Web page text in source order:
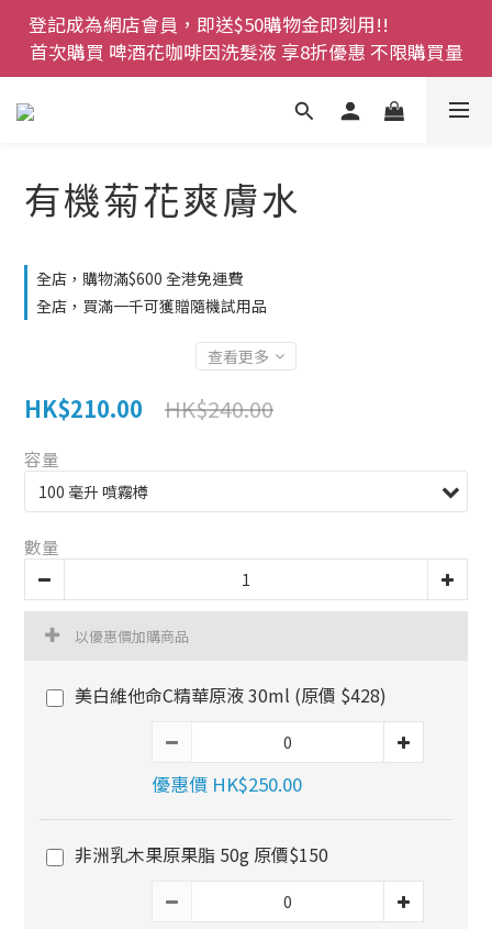
登記成為網店會員，即送$50購物金即刻用!!
首次購買 啤酒花咖啡因洗髮液 享8折優惠 不限購買量
登記成為網店會員，即送$50購物金即刻用!!
首次購買 啤酒花咖啡因洗髮液 享8折優惠 不限購買量
網店會員一年內累積消費 $4500 即刻變身 VIP 全年正
價貨 85 折，幫朋友買大家一齊抵 !!
今期優惠!! 濕疹救星 濕疹專用噴霧 買一枝送一件 50克
裝 濕疹舒敏膏   幼兒適用
首次購買 啤酒花咖啡因洗髮液 享8折優惠 不限購買量
有機菊花爽膚水
全店，購物滿$600 全港免運費
全店，買滿一千可獲贈隨機試用品
查看更多
HK$240.00
HK$210.00
容量
數量
以優惠價加購商品
美白維他命C精華原液 30ml (原價 $428)
優惠價 HK$250.00
非洲乳木果原果脂 50g 原價$150